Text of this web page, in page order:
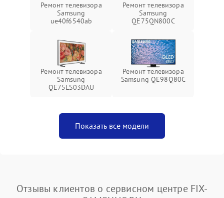
Ремонт телевизора
Samsung
ue40f6540ab
Ремонт телевизора
Samsung
QE75QN800C
Ремонт телевизора
Samsung
QE75LS03DAU
Ремонт телевизора
Samsung QE98Q80C
Показать все модели
Отзывы клиентов о сервисном центре FIX-